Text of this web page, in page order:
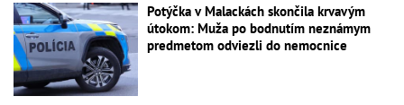
Potýčka v Malackách skončila krvavým
útokom: Muža po bodnutím neznámym
predmetom odviezli do nemocnice